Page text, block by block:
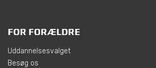
FOR FORÆLDRE
Uddannelsesvalget
Besøg os